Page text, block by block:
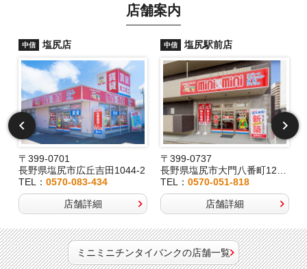
店舗案内
中信 塩尻店
〒399-0701
長野県塩尻市広丘吉田1044-2
TEL： 0570-083-434
店舗詳細
中信 塩尻駅前店
〒399-0737
長野県塩尻市大門八番町12-29
TEL： 0570-051-818
店舗詳細
ミニミニチンタイバンクの店舗一覧